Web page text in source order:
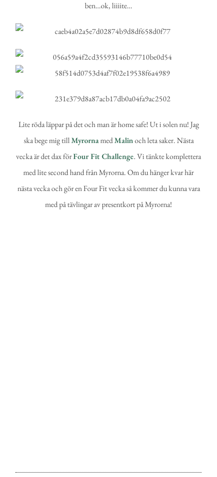
ben…ok, liiiite…
Lite röda läppar på det och man är home safe! Ut i solen nu! Jag
ska bege mig tillMyrornamedMalinoch leta saker. Nästa
vecka är det dax förFour Fit Challenge. Vi tänkte komplettera
med lite second hand från Myrorna. Om du hänger kvar här
nästa vecka och gör en Four Fit vecka så kommer du kunna vara
med på tävlingar av presentkort på Myrorna!